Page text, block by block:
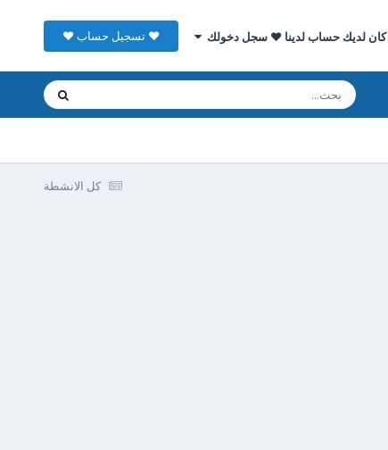
كان لديك حساب لدينا ♥ سجل دخولك ♥ تسجيل حساب ♥
كل الانشطة